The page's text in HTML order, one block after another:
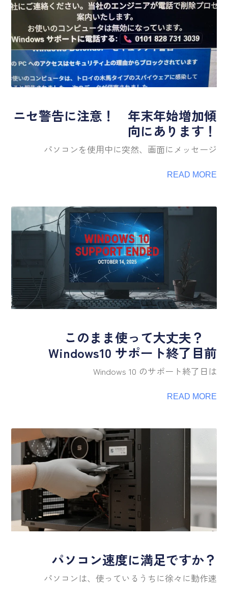
ニセ警告に注意！ 年末年始増加傾
向にあります！
パソコンを使用中に突然、画面にメッセージ
READ MORE
このまま使って大丈夫？
Windows10 サポート終了目前
Windows 10 のサポート終了日は
READ MORE
パソコン速度に満足ですか？
パソコンは、使っているうちに徐々に動作速